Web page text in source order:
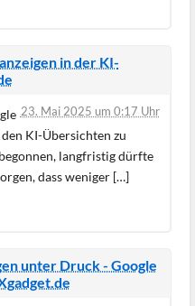
in der KI-
23. Mai 2025 um 0:17 Uhr
KI-Übersichten zu
langfristig dürfte
dass weniger […]
unter Druck - Google